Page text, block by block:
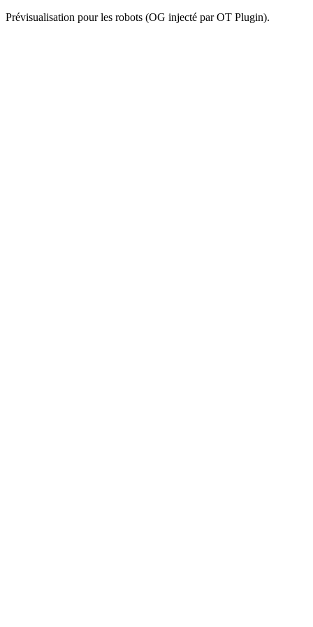
Prévisualisation pour les robots (OG injecté par OT Plugin).